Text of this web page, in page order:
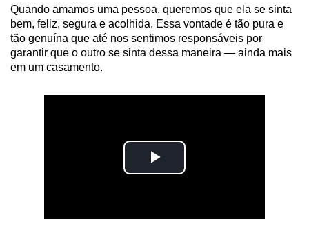
Quando amamos uma pessoa, queremos que ela se sinta
bem, feliz, segura e acolhida. Essa vontade é tão pura e
tão genuína que até nos sentimos responsáveis por
garantir que o outro se sinta dessa maneira — ainda mais
em um casamento.